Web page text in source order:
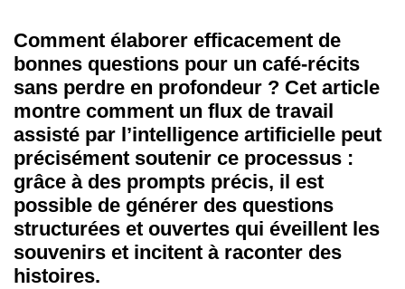
Comment élaborer efficacement de
bonnes questions pour un café-récits
sans perdre en profondeur ? Cet article
montre comment un flux de travail
assisté par l’intelligence artificielle peut
précisément soutenir ce processus :
grâce à des prompts précis, il est
possible de générer des questions
structurées et ouvertes qui éveillent les
souvenirs et incitent à raconter des
histoires.